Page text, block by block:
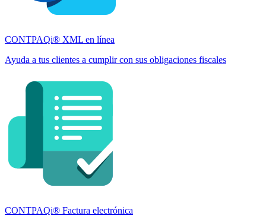
CONTPAQi® XML en línea
Ayuda a tus clientes a cumplir con sus obligaciones fiscales
CONTPAQi® Factura electrónica